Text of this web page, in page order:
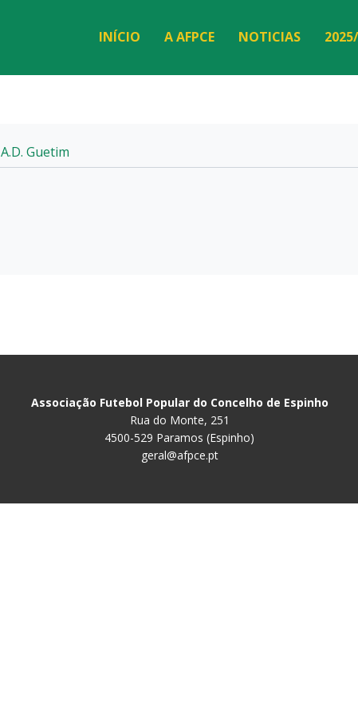
INÍCIO A AFPCE NOTICIAS
A.D. Guetim
Associação Futebol Popular do Concelho de Espinho
Rua do Monte, 251
4500-529 Paramos (Espinho)
geral@afpce.pt